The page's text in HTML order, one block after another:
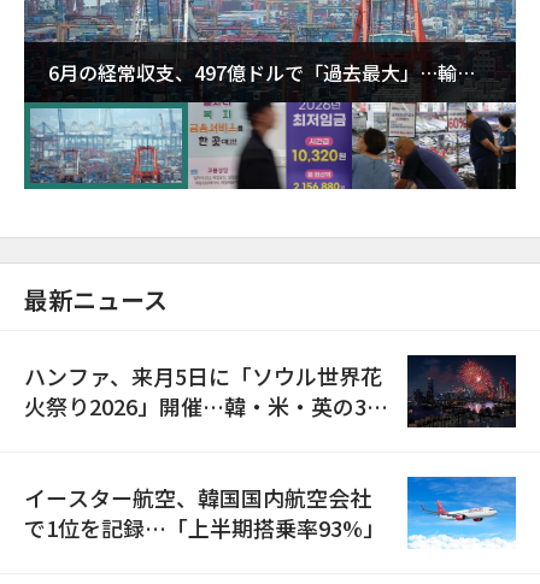
6月の経常収支、497億ドルで「過去最大」…輸出
が初の1000億ドル突破
最新ニュース
ハンファ、来月5日に「ソウル世界花
火祭り2026」開催…韓・米・英の3カ
イースター航空、韓国国内航空会社
で1位を記録…「上半期搭乗率93%」